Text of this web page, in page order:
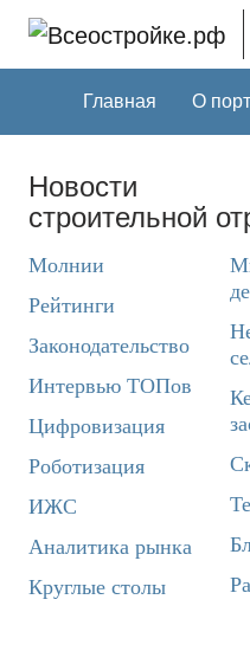
Главная О
Новости
строительной
Молнии
Рейтинги
Законодательство
Интервью ТОПов
Цифровизация
Роботизация
ИЖС
Аналитика рынка
Круглые столы